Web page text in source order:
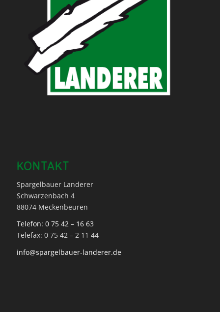
KONTAKT
Spargelbauer Landerer
Schwarzenbach 4
88074 Meckenbeuren
Telefon: 0 75 42 – 16 63
Telefax: 0 75 42 – 2 11 44
info@spargelbauer-landerer.de